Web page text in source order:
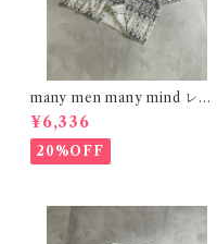
many men many mind レー
ヨン 総柄シャツ バティック ネ
イティブ ブラック M261506
0
¥6,336
20%OFF